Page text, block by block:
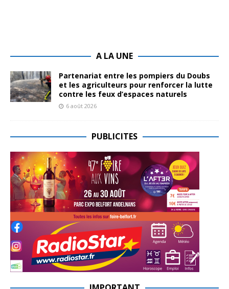
A LA UNE
Partenariat entre les pompiers du Doubs
et les agriculteurs pour renforcer la lutte
contre les feux d’espaces naturels
6 août 2026
PUBLICITES